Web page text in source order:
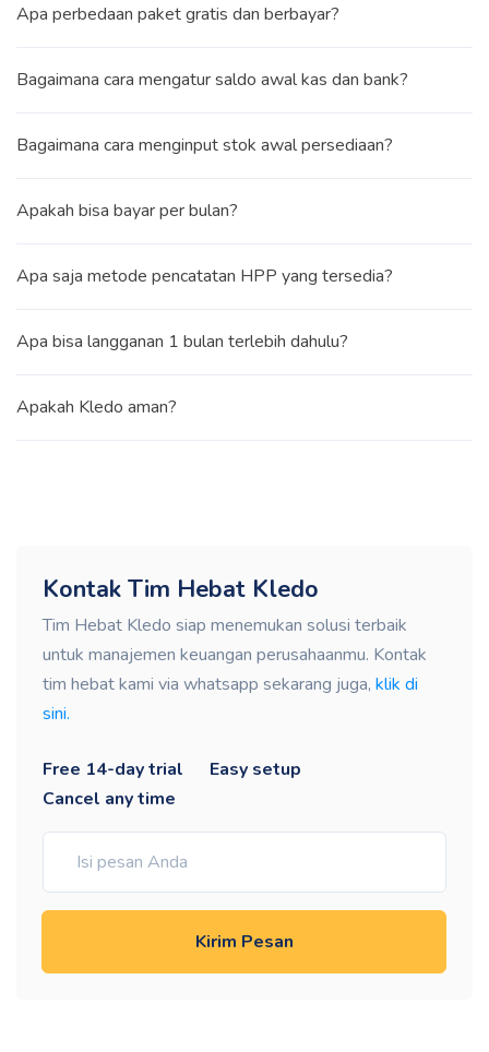
Apa perbedaan paket gratis dan berbayar?
Bagaimana cara mengatur saldo awal kas dan bank?
Bagaimana cara menginput stok awal persediaan?
Apakah bisa bayar per bulan?
Apa saja metode pencatatan HPP yang tersedia?
Apa bisa langganan 1 bulan terlebih dahulu?
Apakah Kledo aman?
Kontak Tim Hebat Kledo
Tim Hebat Kledo siap menemukan solusi terbaik
untuk manajemen keuangan perusahaanmu. Kontak
tim hebat kami via whatsapp sekarang juga, klik di
sini.
Free 14-day trial
Easy setup
Cancel any time
Kirim Pesan